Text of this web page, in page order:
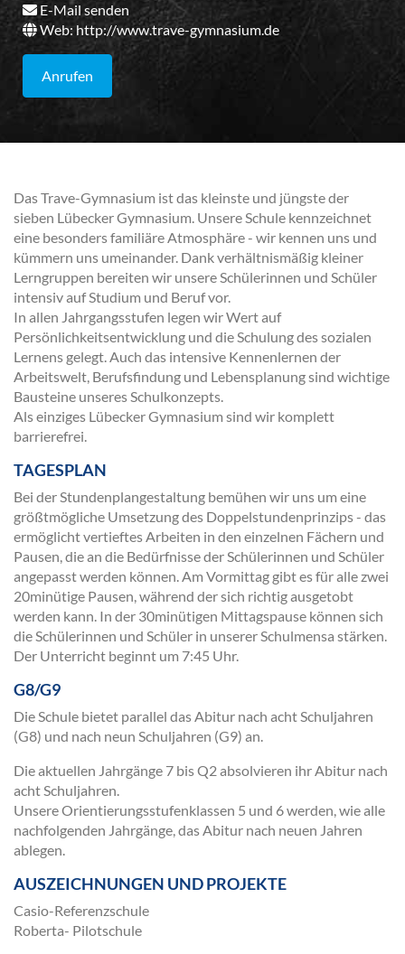
E-Mail senden
Web: http://www.trave-gymnasium.de
Anrufen
Das Trave-Gymnasium ist das kleinste und jüngste der
sieben Lübecker Gymnasium. Unsere Schule kennzeichnet
eine besonders familiäre Atmosphäre - wir kennen uns und
kümmern uns umeinander. Dank verhältnismäßig kleiner
Lerngruppen bereiten wir unsere Schülerinnen und Schüler
intensiv auf Studium und Beruf vor.
In allen Jahrgangsstufen legen wir Wert auf
Persönlichkeitsentwicklung und die Schulung des sozialen
Lernens gelegt. Auch das intensive Kennenlernen der
Arbeitswelt, Berufsfindung und Lebensplanung sind wichtige
Bausteine unseres Schulkonzepts.
Als einziges Lübecker Gymnasium sind wir komplett
barrierefrei.
TAGESPLAN
Bei der Stundenplangestaltung bemühen wir uns um eine
größtmögliche Umsetzung des Doppelstundenprinzips - das
ermöglicht vertieftes Arbeiten in den einzelnen Fächern und
Pausen, die an die Bedürfnisse der Schülerinnen und Schüler
angepasst werden können. Am Vormittag gibt es für alle zwei
20minütige Pausen, während der sich richtig ausgetobt
werden kann. In der 30minütigen Mittagspause können sich
die Schülerinnen und Schüler in unserer Schulmensa stärken.
Der Unterricht beginnt um 7:45 Uhr.
G8/G9
Die Schule bietet parallel das Abitur nach acht Schuljahren
(G8) und nach neun Schuljahren (G9) an.
Die aktuellen Jahrgänge 7 bis Q2 absolvieren ihr Abitur nach
acht Schuljahren.
Unsere Orientierungsstufenklassen 5 und 6 werden, wie alle
nachfolgenden Jahrgänge, das Abitur nach neuen Jahren
ablegen.
AUSZEICHNUNGEN UND PROJEKTE
Casio-Referenzschule
Roberta- Pilotschule